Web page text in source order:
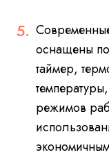
оснащены
таймер,
режимов